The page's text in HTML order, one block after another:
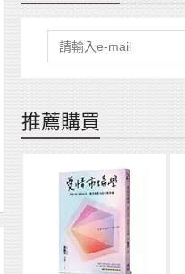
推薦購買